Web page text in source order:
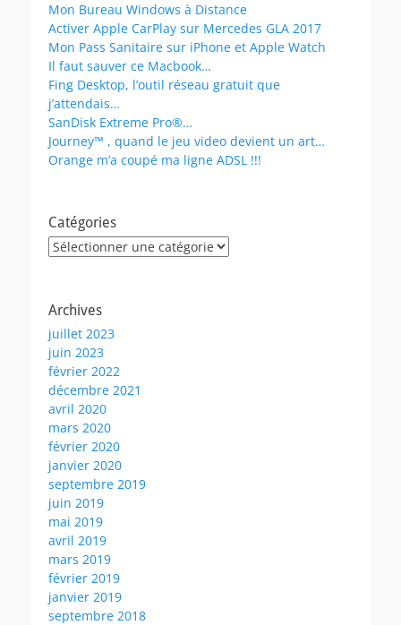
Mon Bureau Windows à Distance
Activer Apple CarPlay sur Mercedes GLA 2017
Mon Pass Sanitaire sur iPhone et Apple Watch
Il faut sauver ce Macbook…
Fing Desktop, l’outil réseau gratuit que
j’attendais…
SanDisk Extreme Pro®…
Journey™ , quand le jeu video devient un art…
Orange m’a coupé ma ligne ADSL !!!
Catégories
Catégories
Archives
juillet 2023
juin 2023
février 2022
décembre 2021
avril 2020
mars 2020
février 2020
janvier 2020
septembre 2019
juin 2019
mai 2019
avril 2019
mars 2019
février 2019
janvier 2019
septembre 2018